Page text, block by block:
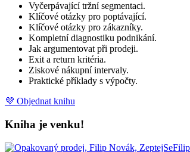
Vyčerpávající tržní segmentaci.
Klíčové otázky pro poptávající.
Klíčové otázky pro zákazníky.
Kompletní diagnostiku podnikání.
Jak argumentovat při prodeji.
Exit a return kritéria.
Ziskové nákupní intervaly.
Praktické příklady s výpočty.
💜 Objednat knihu
Kniha je venku!